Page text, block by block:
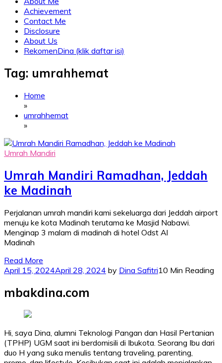
Achievement
Contact Me
Disclosure
About Us
RekomenDina (klik daftar isi)
Tag: umrahhemat
Home
»
umrahhemat
»
Umrah Mandiri
Umrah Mandiri Ramadhan, Jeddah
ke Madinah
Perjalanan umrah mandiri kami sekeluarga dari Jeddah airport
menuju ke kota Madinah terutama ke Masjid Nabawi.
Menginap 3 malam di madinah di hotel Odst Al
Madinah
Read More
April 15, 2024April 28, 2024 by Dina Safitri10 Min Reading
mbakdina.com
Hi, saya Dina, alumni Teknologi Pangan dan Hasil Pertanian
(TPHP) UGM saat ini berdomisili di Ibukota. Seorang Ibu dari
duo H yang suka menulis tentang traveling, parenting,